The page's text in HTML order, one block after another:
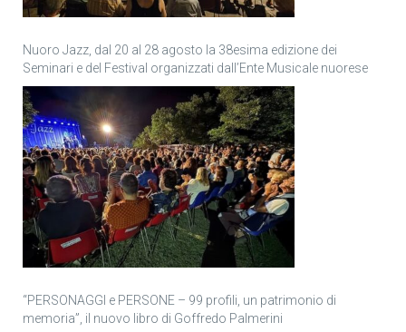
Nuoro Jazz, dal 20 al 28 agosto la 38esima edizione dei
Seminari e del Festival organizzati dall’Ente Musicale nuorese
“PERSONAGGI e PERSONE – 99 profili, un patrimonio di
memoria”, il nuovo libro di Goffredo Palmerini